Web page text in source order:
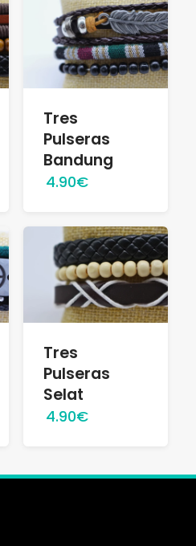
Tres
Pulseras
Bandung
4.90€
Tres
Pulseras
Selat
4.90€